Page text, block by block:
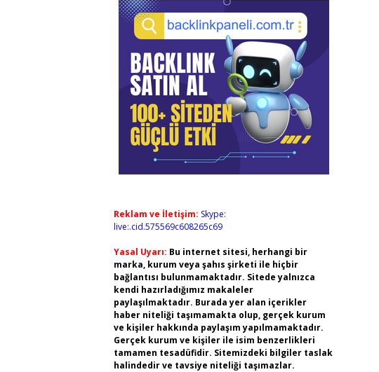
Reklam ve İletişim: Skype:
live:.cid.575569c608265c69
Yasal Uyarı: Bu internet sitesi, herhangi bir
marka, kurum veya şahıs şirketi ile hiçbir
bağlantısı bulunmamaktadır. Sitede yalnızca
kendi hazırladığımız makaleler
paylaşılmaktadır. Burada yer alan içerikler
haber niteliği taşımamakta olup, gerçek kurum
ve kişiler hakkında paylaşım yapılmamaktadır.
Gerçek kurum ve kişiler ile isim benzerlikleri
tamamen tesadüfidir. Sitemizdeki bilgiler taslak
halindedir ve tavsiye niteliği taşımazlar.